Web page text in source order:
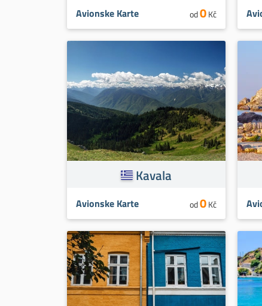
Avionske Karte od0Kč
Kavala
Avionske Karte od0Kč